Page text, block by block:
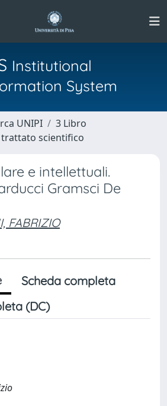
Institutional
System
UNIPI
3 Libro
scientifico
e intellettuali.
Gramsci De
FABRIZIO
Scheda completa
(DC)